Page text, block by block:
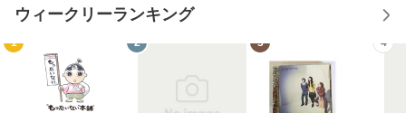
ウィークリーランキング
1 2 3 4